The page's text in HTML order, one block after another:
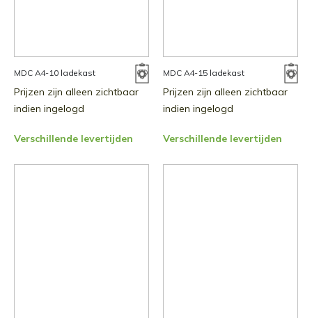
MDC A4-10 ladekast
Prijzen zijn alleen zichtbaar
indien ingelogd
Verschillende levertijden
MDC A4-15 ladekast
Prijzen zijn alleen zichtbaar
indien ingelogd
Verschillende levertijden